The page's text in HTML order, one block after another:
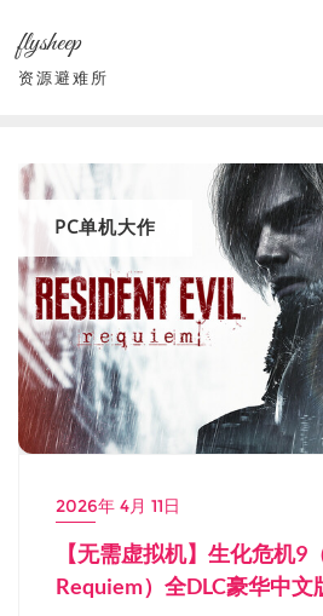
content
flysheep
资源避难所
PC单机大作
2026年 4月 11日
【无需虚拟机】生化危机9
Requiem）全DLC豪华中文